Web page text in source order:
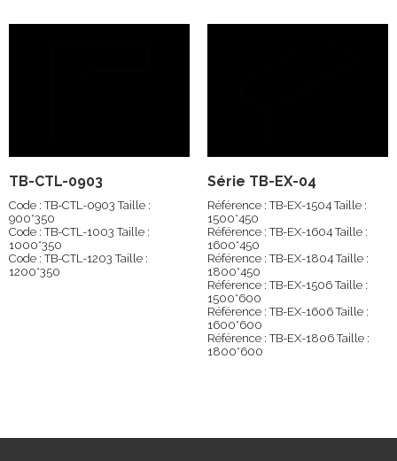
TB-CTL-0903
Code : TB-CTL-0903 Taille :
900*350
Code : TB-CTL-1003 Taille :
1000*350
Code : TB-CTL-1203 Taille :
1200*350
Série TB-EX-04
Référence : TB-EX-1504 Taille :
1500*450
Référence : TB-EX-1604 Taille :
1600*450
Référence : TB-EX-1804 Taille :
1800*450
Référence : TB-EX-1506 Taille :
1500*600
Référence : TB-EX-1606 Taille :
1600*600
Référence : TB-EX-1806 Taille :
1800*600